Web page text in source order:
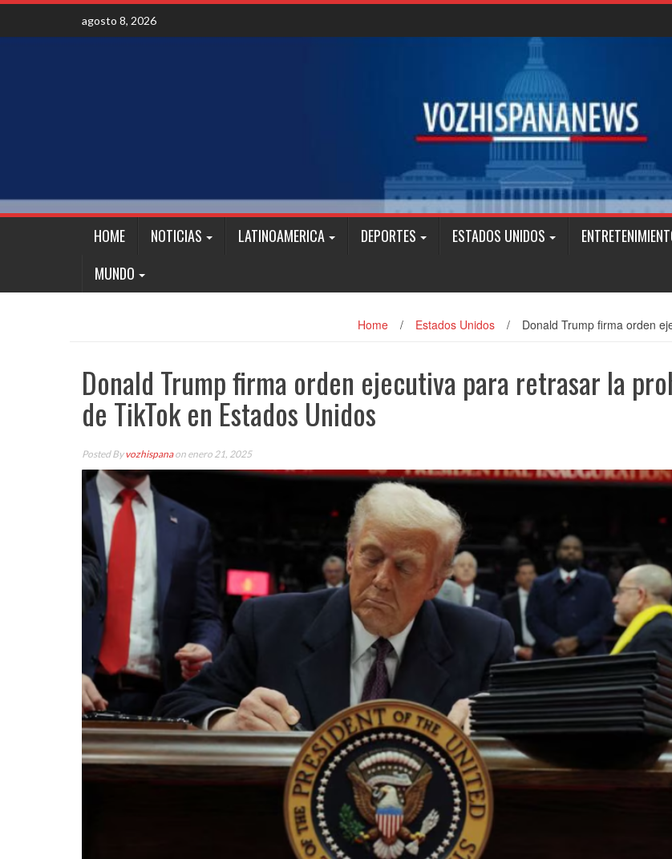
Skip
content
agosto 8, 2026
HOME NOTICIAS LATINOAMERICA DEPORTES ESTADOS UNIDOS
MUNDO
Home / Estados Unidos / Donald Trump firma orden
Donald Trump firma orden ejecutiva para retrasar la
de TikTok en Estados Unidos
Posted Byvozhispanaon enero 21, 2025